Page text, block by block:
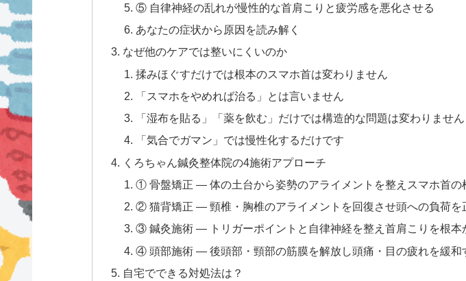
⑤ 自律神経の乱れが慢性的な首肩こりと疲労感を悪化させる
あなたの症状から原因を読み解く
なぜ他のケアでは整いにくいのか
揉みほぐすだけでは根本のスマホ首は変わりません
「スマホをやめれば治る」とは言いません
「湿布を貼る」「薬を飲む」だけでは構造的な問題は変わりません
「気合でガマン」では慢性化するだけです
くろちゃん鍼灸整体院の4施術アプローチ
① 骨盤矯正 — 体の土台から姿勢のアライメントを整えスマホ首の
② 猫背矯正 — 頸椎・胸椎のアライメントを回復させ頭への負荷を
③ 鍼灸施術 — トリガーポイントと自律神経を整え首肩こりを根本
④ 頭部施術 — 後頭部・頸部の筋膜を解放し頭痛・目の疲れを緩和
自宅でできる対処法は？